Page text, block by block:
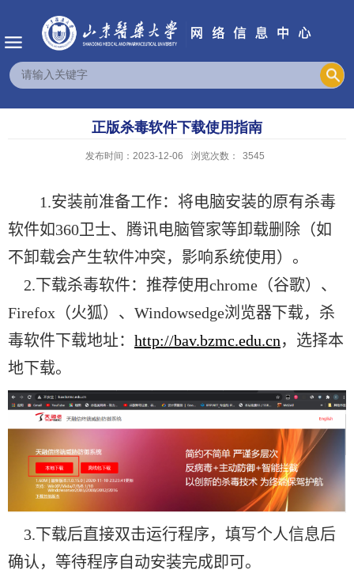
正版杀毒软件下载使用指南
发布时间：2023-12-06 浏览次数： 3545
1.安装前准备工作：将电脑安装的原有杀毒
软件如360卫士、腾讯电脑管家等卸载删除（如
不卸载会产生软件冲突，影响系统使用）。
2.下载杀毒软件：推荐使用chrome （谷歌）、
Firefox （火狐）、 Windowsedge浏览器下载，杀
毒软件下载地址： http://bav.bzmc.edu.cn，选择本
地下载。
3.下载后直接双击运行程序，填写个人信息后
确认，等待程序自动安装完成即可。